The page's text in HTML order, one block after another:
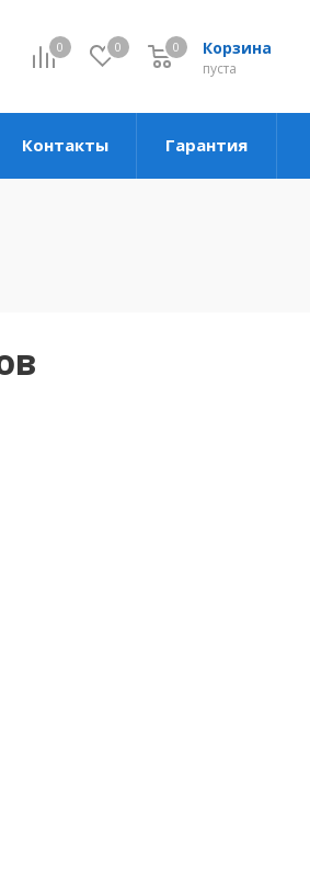
0 0 Корзина
пуста
0
Контакты Гарантия